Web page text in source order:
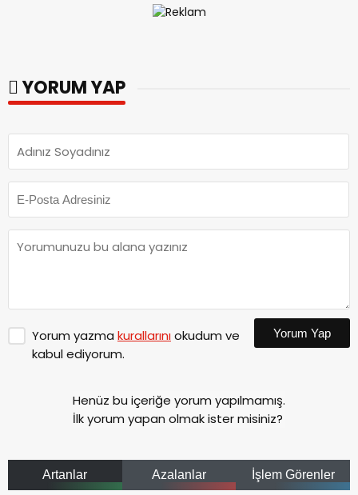
YORUM YAP
Yorum yazma kurallarınıokudum ve
kabul ediyorum.
Yorum Yap
Henüz bu içeriğe yorum yapılmamış.
İlk yorum yapan olmak ister misiniz?
Artanlar Azalanlar İşlem Görenler